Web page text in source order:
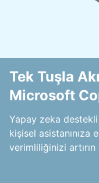
Tek Tuşla
Microsoft
Yapay zeka
kişisel asistanınıza
verimliliğinizi